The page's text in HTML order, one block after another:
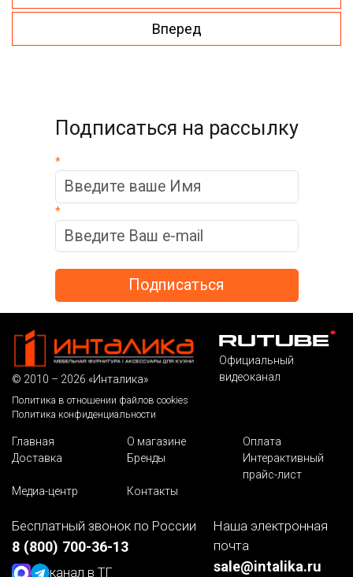
Вперед
Подписаться на рассылку
*
*
© 2010 – 2026 «Инталика»
Политика в отношении файлов cookies
Политика конфиденциальности
Официальный
видеоканал
Главная О магазине
Оплата
Доставка
Бренды
Интерактивный
прайс-лист
Медиа-центр
Контакты
Бесплатный звонок по России
8 (800) 700-36-13
канал в ТГ
Наша электронная
почта
sale@intalika.ru